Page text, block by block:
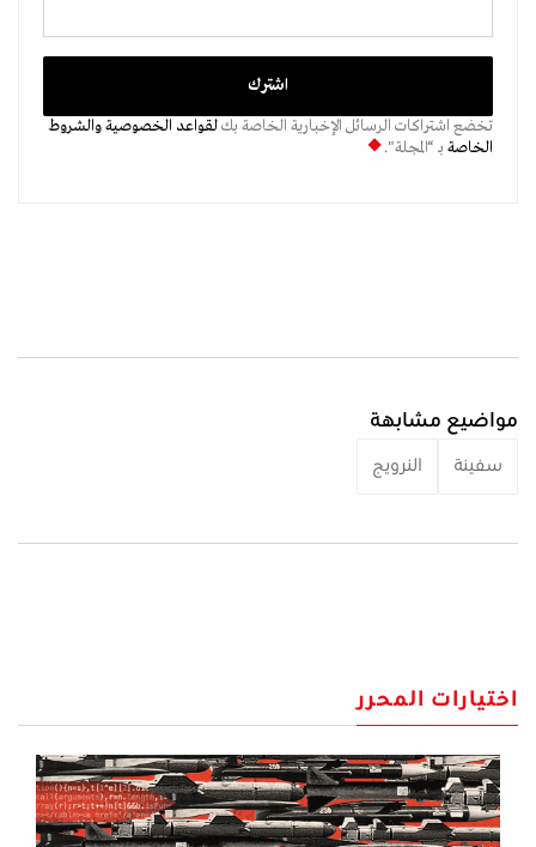
تخضع اشتراكات الرسائل الإخبارية الخاصة بكلقواعد الخصوصيةوالشروط
الخاصة بـ “المجلة".
مواضيع مشابهة
سفينة النرويج
اختيارات المحرر